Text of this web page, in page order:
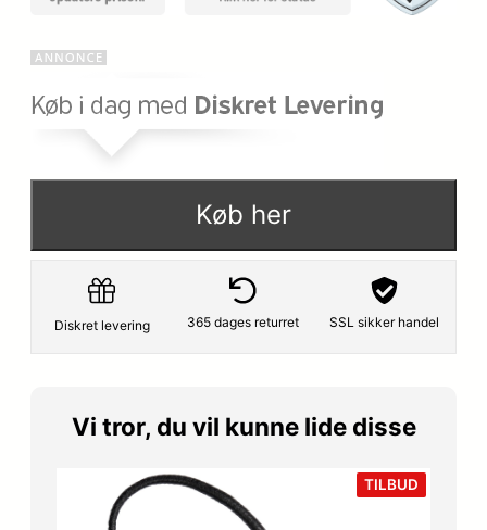
s
a
r
:
4
,
0
:
8
,
6
k
r
Køb her
Diskret levering 365 dages returret SSL sikker handel
Vi tror, du vil kunne lide disse
TILBUD
PÅ